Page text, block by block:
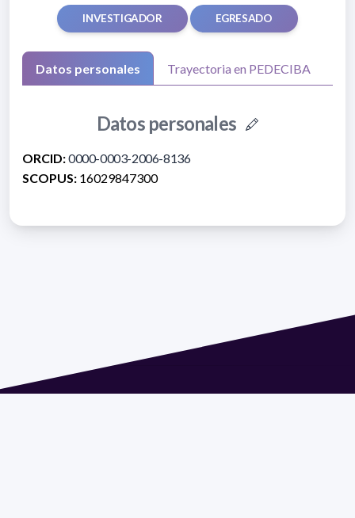
INVESTIGADOR EGRESADO
Datos personales Trayectoria en PEDECIBA
Datos personales
ORCID:0000-0003-2006-8136
SCOPUS: 16029847300